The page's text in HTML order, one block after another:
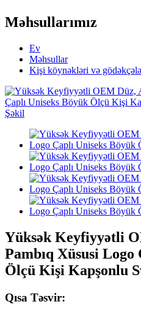
Məhsullarımız
Ev
Məhsullar
Kişi köynəkləri və
Yüksək Keyfiyyətli
Pambıq Xüsusi Logo
Ölçü Kişi Kapşonlu
Qısa Təsvir: